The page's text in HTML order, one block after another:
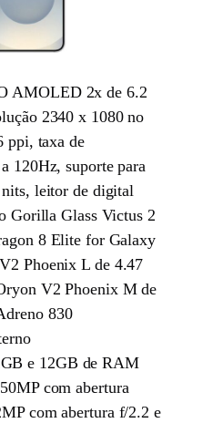
AMOLED 2x de 6.2
2340 x 1080 no
ppi, taxa de
120Hz, suporte para
leitor de digital
Gorilla Glass Victus 2
8 Elite for Galaxy
Phoenix L de 4.47
V2 Phoenix M de
830
e 12GB de RAM
com abertura
com abertura f/2.2 e